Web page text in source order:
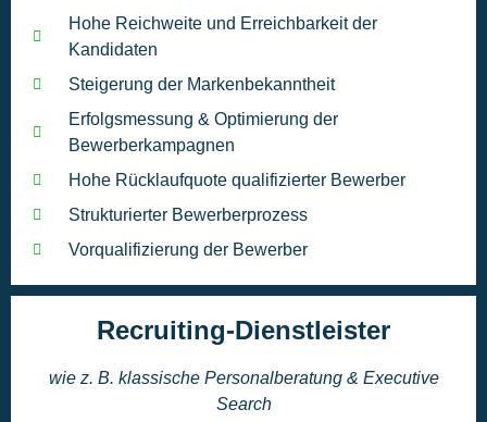
Hohe Reichweite und Erreichbarkeit der
Kandidaten
Steigerung der Markenbekanntheit
Erfolgsmessung & Optimierung der
Bewerberkampagnen
Hohe Rücklaufquote qualifizierter Bewerber
Strukturierter Bewerberprozess
Vorqualifizierung der Bewerber
Recruiting-Dienstleister
wie z. B. klassische Personalberatung & Executive
Search